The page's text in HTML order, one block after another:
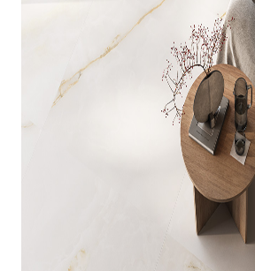
KurvBook